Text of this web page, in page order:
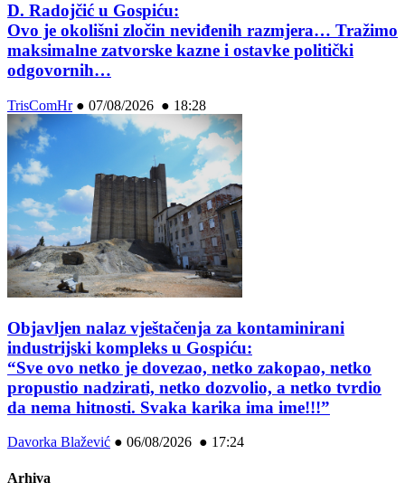
D. Radojčić u Gospiću:
Ovo je okolišni zločin neviđenih razmjera… Tražimo
maksimalne zatvorske kazne i ostavke politički
odgovornih…
TrisComHr● 07/08/2026 ● 18:28
Objavljen nalaz vještačenja za kontaminirani
industrijski kompleks u Gospiću:
“Sve ovo netko je dovezao, netko zakopao, netko
propustio nadzirati, netko dozvolio, a netko tvrdio
da nema hitnosti. Svaka karika ima ime!!!”
Davorka Blažević ● 06/08/2026 ● 17:24
Arhiva